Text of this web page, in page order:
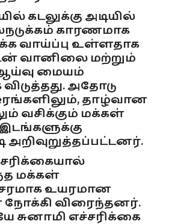
கடலுக்கு அடியில்
காரணமாக
வாய்ப்பு உள்ளதாக
வானிலை மற்றும்
ஆய்வு மையம்
அதோடு
தாழ்வான
வசிக்கும் மக்கள்
அறிவுறுத்தப்பட்டனர்.
மக்கள்
உயரமான
விரைந்தனர்.
சுனாமி எச்சரிக்கை